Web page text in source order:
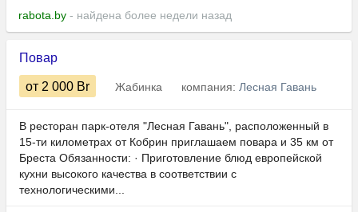
rabota.by - найдена более недели назад
Повар
от 2 000 Br Жабинка компания: Лесная Гавань
В ресторан парк-отеля "Лесная Гавань", расположенный в
15-ти километрах от Кобрин приглашаем повара и 35 км от
Бреста Обязанности: · Приготовление блюд европейской
кухни высокого качества в соответствии с
технологическими...